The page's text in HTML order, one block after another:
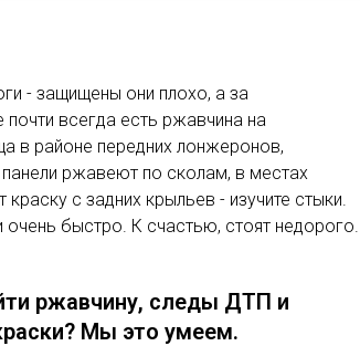
- защищены они плохо, а за
всегда есть ржавчина на
в районе передних лонжеронов,
ржавеют по сколам, в местах
с задних крыльев - изучите стыки.
быстро. К счастью, стоят недорого.
ржавчину, следы ДТП и
Мы это умеем.